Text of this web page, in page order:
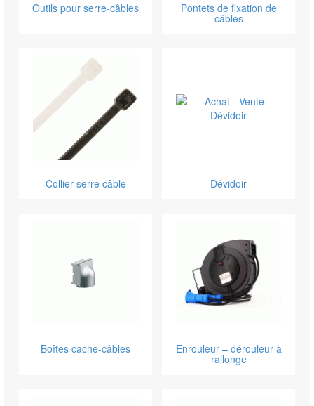
Outils pour serre-câbles Pontets de fixation de
câbles
Collier serre câble Dévidoir
Boîtes cache-câbles Enrouleur – dérouleur à
rallonge